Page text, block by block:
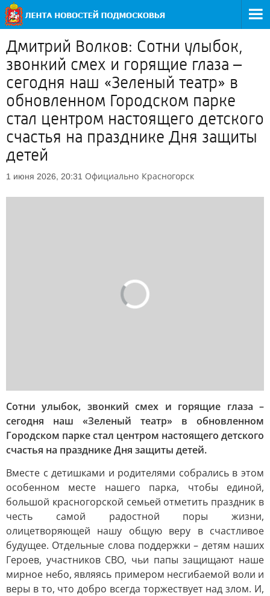
Дмитрий Волков: Сотни улыбок,
звонкий смех и горящие глаза –
сегодня наш «Зеленый театр» в
обновленном Городском парке
стал центром настоящего детского
счастья на празднике Дня защиты
детей
1 июня 2026, 20:31 Официально Красногорск
Сотни улыбок, звонкий смех и горящие глаза –
сегодня наш «Зеленый театр» в обновленном
Городском парке стал центром настоящего детского
счастья на празднике Дня защиты детей.
Вместе с детишками и родителями собрались в этом
особенном месте нашего парка, чтобы единой,
большой красногорской семьей отметить праздник в
честь самой радостной поры жизни,
олицетворяющей нашу общую веру в счастливое
будущее. Отдельные слова поддержки – детям наших
Героев, участников СВО, чьи папы защищают наше
мирное небо, являясь примером несгибаемой воли и
веры в то, что добро всегда торжествует над злом. И,